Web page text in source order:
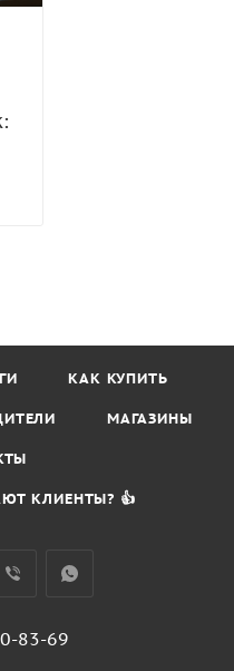
КАК КУПИТЬ
МАГАЗИНЫ
КЛИЕНТЫ? 👍
83-69